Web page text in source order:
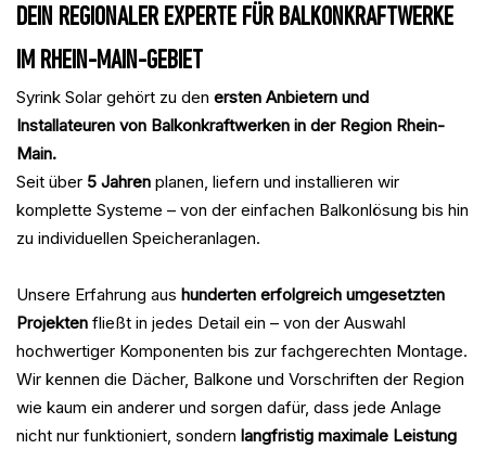
DEIN REGIONALER EXPERTE FÜR BALKONKRAFTWERKE
IM RHEIN-MAIN-GEBIET
Syrink Solar gehört zu den ersten Anbietern und
Installateuren von Balkonkraftwerken in der Region Rhein-
Main.
Seit über 5 Jahren planen, liefern und installieren wir
komplette Systeme – von der einfachen Balkonlösung bis hin
zu individuellen Speicheranlagen.
Unsere Erfahrung aus hunderten erfolgreich umgesetzten
Projekten fließt in jedes Detail ein – von der Auswahl
hochwertiger Komponenten bis zur fachgerechten Montage.
Wir kennen die Dächer, Balkone und Vorschriften der Region
wie kaum ein anderer und sorgen dafür, dass jede Anlage
nicht nur funktioniert, sondern langfristig maximale Leistung